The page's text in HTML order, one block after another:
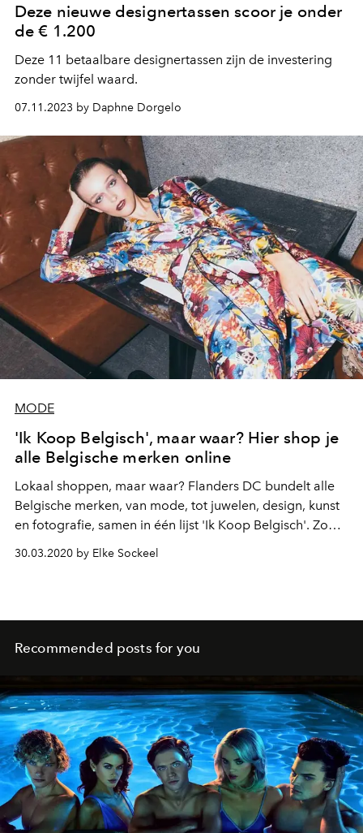
Deze nieuwe designertassen scoor je onder
de € 1.200
Deze 11 betaalbare designertassen zijn de investering
zonder twijfel waard.
07.11.2023 by Daphne Dorgelo
MODE
'Ik Koop Belgisch', maar waar? Hier shop je
alle Belgische merken online
Lokaal shoppen, maar waar? Flanders DC bundelt alle
Belgische merken, van mode, tot juwelen, design, kunst
en fotografie, samen in één lijst 'Ik Koop Belgisch'. Zo
30.03.2020 by Elke Sockeel
Recommended posts for you